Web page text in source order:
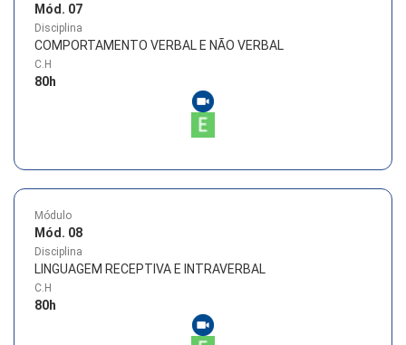
Mód. 07
Disciplina
COMPORTAMENTO VERBAL E NÃO VERBAL
C.H
80h
Módulo
Mód. 08
Disciplina
LINGUAGEM RECEPTIVA E INTRAVERBAL
C.H
80h